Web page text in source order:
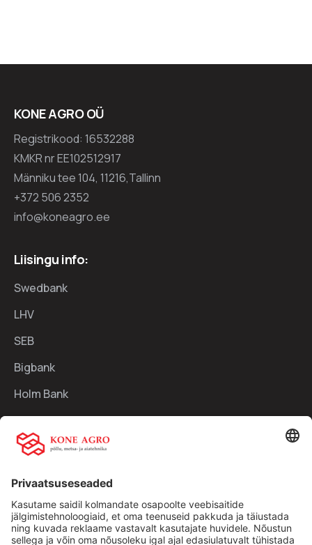
KONE AGRO OÜ
Registrikood: 16532288
KMKR nr EE102512917
Männiku tee 104, 11216,Tallinn
+372 506 2352
info@koneagro.ee
Liisingu info:
Swedbank
LHV
SEB
Bigbank
Holm Bank
Kiirlingid:
Traktorid
Kasutatud tehnika
Kontakt